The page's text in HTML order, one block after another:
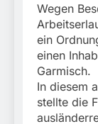
Wegen
ein
einen
Garmisch.
In diesem
stellte die